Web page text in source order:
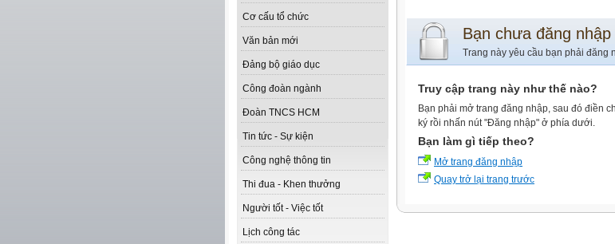
Cơ cấu tổ chức
Văn bản mới
Đảng bộ giáo dục
Công đoàn ngành
Đoàn TNCS HCM
Tin tức - Sự kiện
Công nghệ thông tin
Thi đua - Khen thưởng
Người tốt - Việc tốt
Lịch công tác
Bạn chưa đăng nhập
Trang này yêu cầu bạn phải đăng
Truy cập trang này như thế nào?
Bạn phải mở trang đăng nhập, sau đó điền
ký rồi nhấn nút "Đăng nhập" ở phía dưới.
Bạn làm gì tiếp theo?
Mở trang đăng nhập
Quay trở lại trang trước